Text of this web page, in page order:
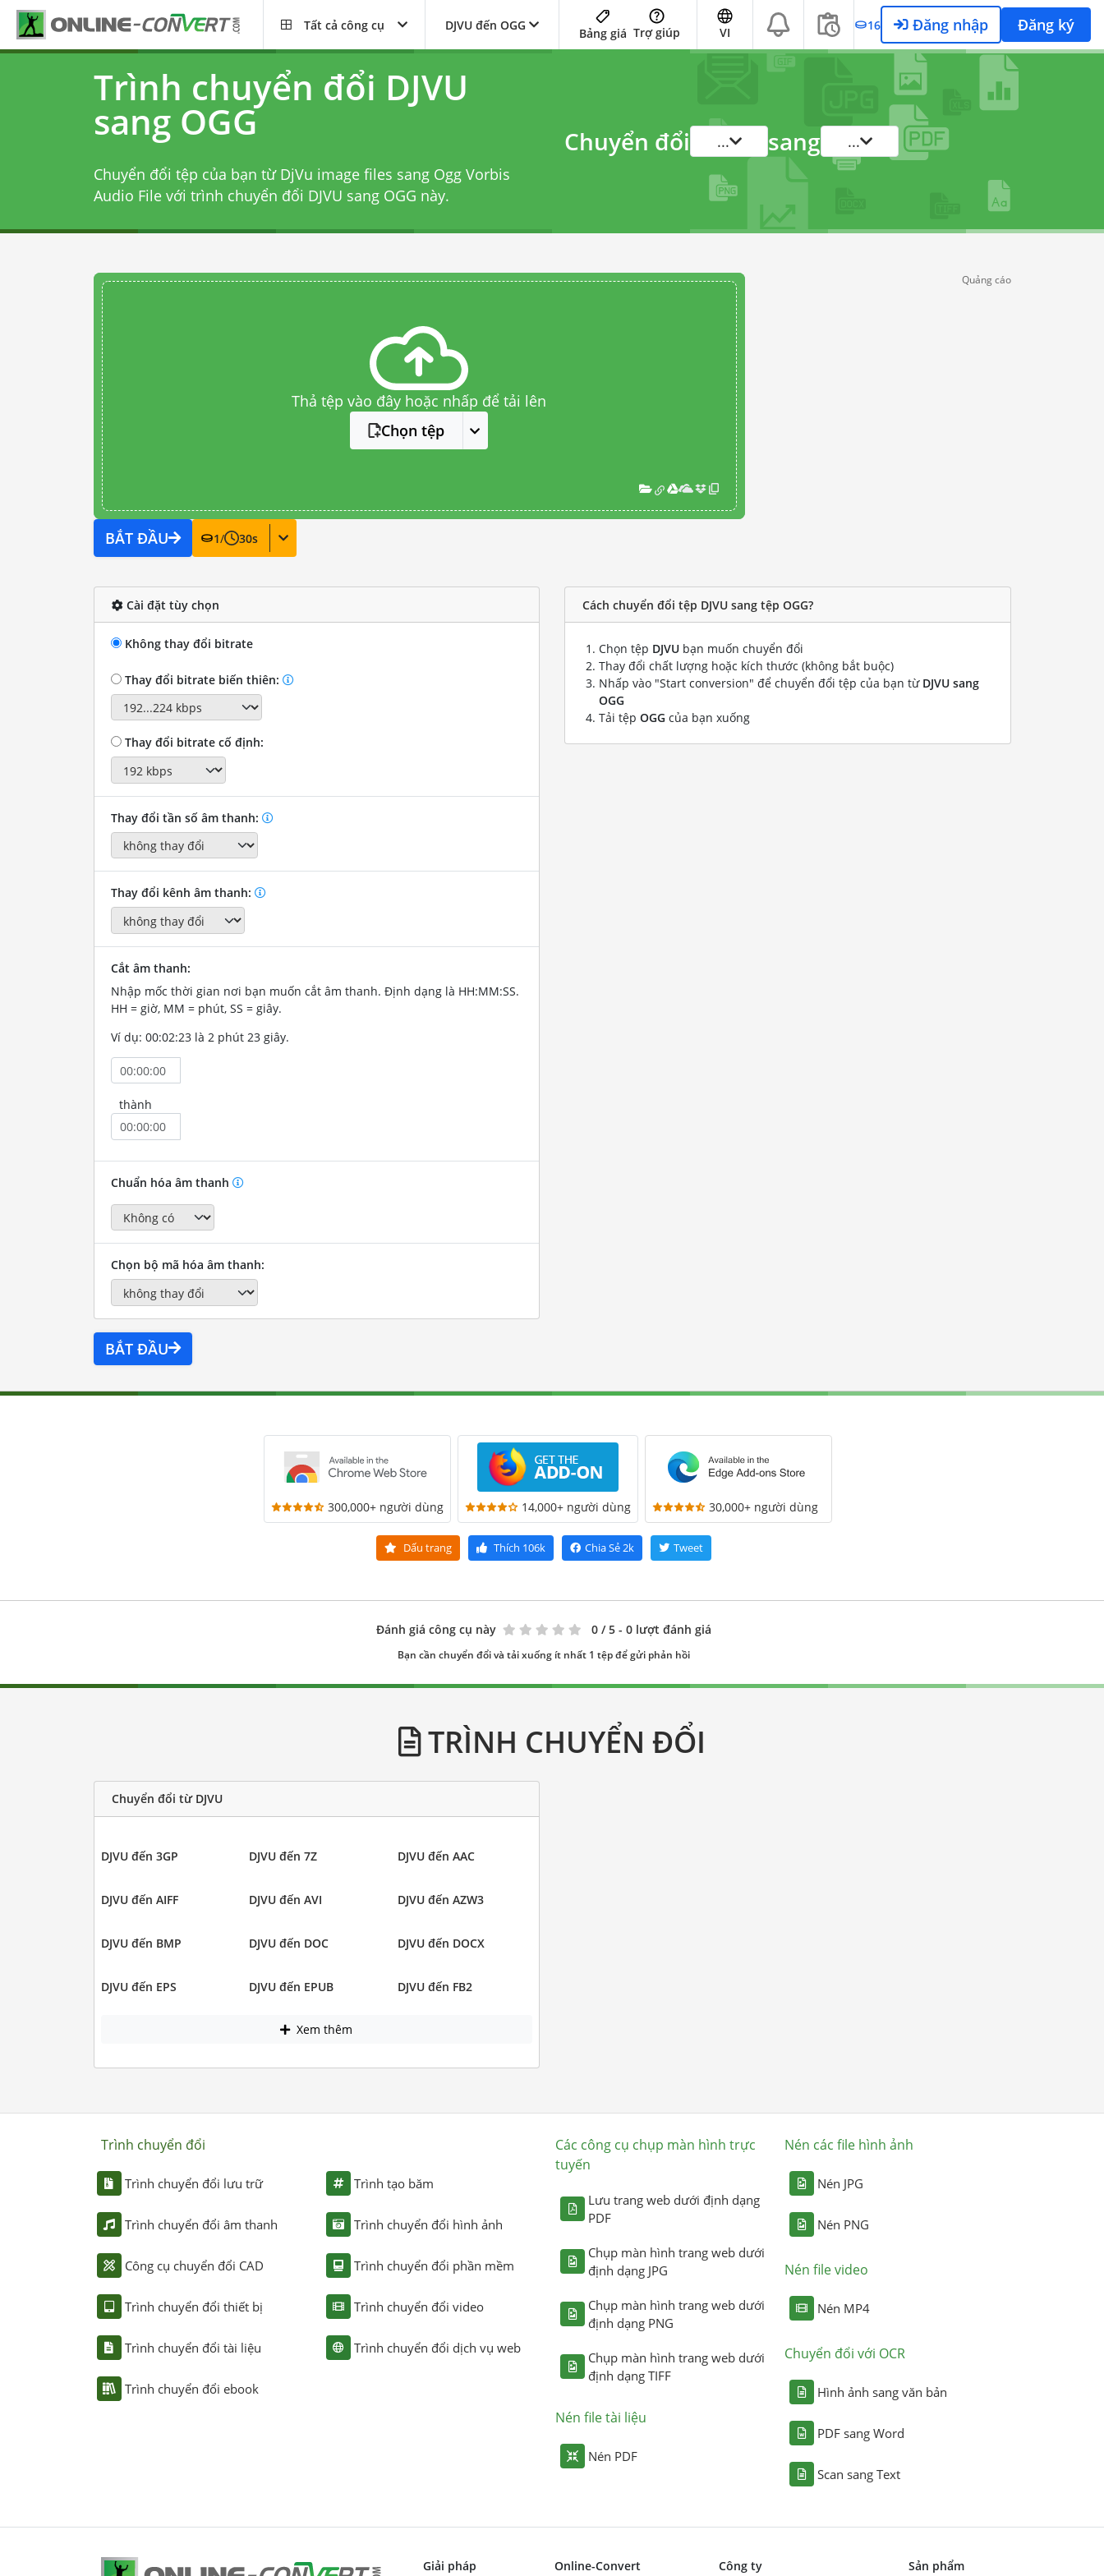
Tất cả công cụ DJVU đến OGG
Bảng giá Trợ giúp VI 16 Đăng nhập Đăng ký
Trình chuyển đổi DJVU
sang OGG
Chuyển đổi tệp của bạn từ DjVu image files sang Ogg Vorbis
Audio File với trình chuyển đổi DJVU sang OGG này.
Chuyển đổi ... sang ...
Thả tệp vào đây hoặc nhấp để tải lên
Chọn tệp
BẮT ĐẦU 1/ 30s
Quảng cáo
Cài đặt tùy chọn
Không thay đổi bitrate
Thay đổi bitrate biến thiên:
Thay đổi bitrate cố định:
Thay đổi tần số âm thanh:
Thay đổi kênh âm thanh:
Cắt âm thanh:
Nhập mốc thời gian nơi bạn muốn cắt âm thanh. Định dạng là HH:MM:SS.
HH = giờ, MM = phút, SS = giây.
Ví dụ: 00:02:23 là 2 phút 23 giây.
thành
Chuẩn hóa âm thanh
Chọn bộ mã hóa âm thanh:
BẮT ĐẦU
Cách chuyển đổi tệp DJVU sang tệp OGG?
Chọn tệp DJVU bạn muốn chuyển đổi
Thay đổi chất lượng hoặc kích thước (không bắt buộc)
Nhấp vào "Start conversion" để chuyển đổi tệp của bạn từ DJVU sang
OGG
Tải tệp OGG của bạn xuống
300,000+ người dùng 14,000+ người dùng 30,000+ người dùng
Dấu trang Thích 106k Chia Sẻ2k Tweet
Đánh giá công cụ này 0 / 5 - 0 lượt đánh giá
Bạn cần chuyển đổi và tải xuống ít nhất 1 tệp để gửi phản hồi
TRÌNH CHUYỂN ĐỔI
Chuyển đổi từ DJVU
DJVU đến 3GP DJVU đến 7Z DJVU đến AAC
DJVU đến AIFF DJVU đến AVI DJVU đến AZW3
DJVU đến BMP DJVU đến DOC DJVU đến DOCX
DJVU đến EPS DJVU đến EPUB DJVU đến FB2
Xem thêm
Trình chuyển đổi
Trình chuyển đổi lưu trữ
Trình chuyển đổi âm thanh
Công cụ chuyển đổi CAD
Trình chuyển đổi thiết bị
Trình chuyển đổi tài liệu
Trình chuyển đổi ebook
Trình tạo băm
Trình chuyển đổi hình ảnh
Trình chuyển đổi phần mềm
Trình chuyển đổi video
Trình chuyển đổi dịch vụ web
Các công cụ chụp màn hình trực
tuyến
Lưu trang web dưới định dạng
PDF
Chụp màn hình trang web dưới
định dạng JPG
Chụp màn hình trang web dưới
định dạng PNG
Chụp màn hình trang web dưới
định dạng TIFF
Nén file tài liệu
Nén PDF
Nén các file hình ảnh
Nén JPG
Nén PNG
Nén file video
Nén MP4
Chuyển đổi với OCR
Hình ảnh sang văn bản
PDF sang Word
Scan sang Text
Giải pháp Online-Convert Công ty Sản phẩm